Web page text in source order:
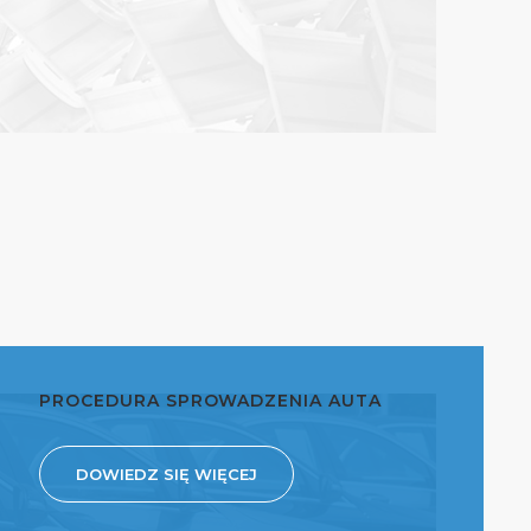
PROCEDURA SPROWADZENIA AUTA
DOWIEDZ SIĘ WIĘCEJ